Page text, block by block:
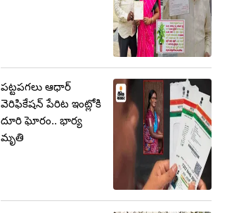
పట్టపగలు ఆధార్
వెరిఫికేషన్ పేరిట ఇంట్లోకి
దూరి ఘోరం.. భార్య
మృతి